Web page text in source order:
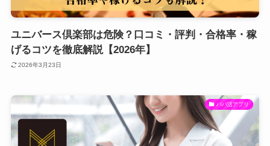
ユニバース倶楽部は危険？口コミ・評判・合格率・稼
げるコツを徹底解説【2026年】
2026年3月23日
パパ活アプリ